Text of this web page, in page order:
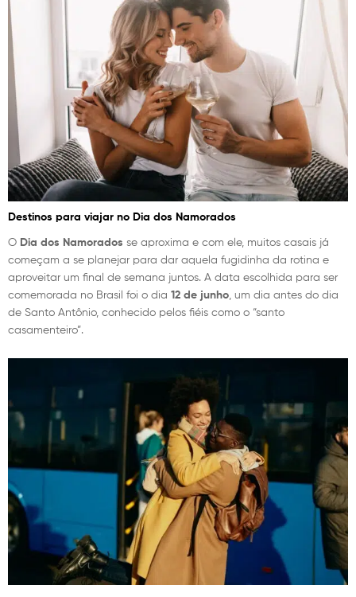
Destinos para viajar no Dia dos Namorados
O Dia dos Namorados se aproxima e com ele, muitos casais já
começam a se planejar para dar aquela fugidinha da rotina e
aproveitar um final de semana juntos. A data escolhida para ser
comemorada no Brasil foi o dia 12 de junho, um dia antes do dia
de Santo Antônio, conhecido pelos fiéis como o “santo
casamenteiro”.